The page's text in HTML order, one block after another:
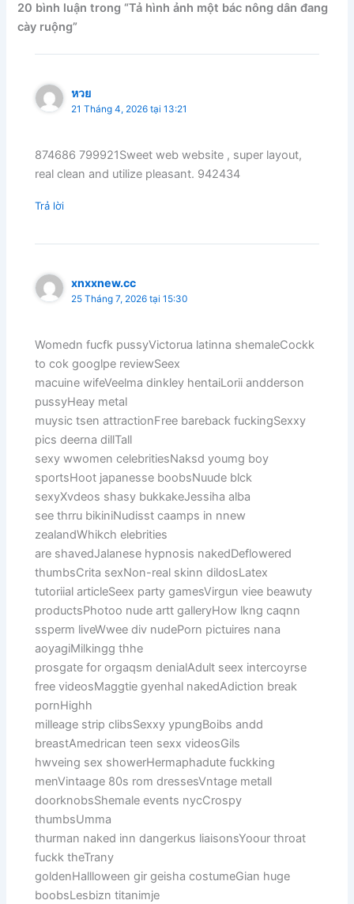
20 bình luận trong “Tả hình ảnh một bác nông dân đang
cày ruộng”
หวย
21 Tháng 4, 2026 tại 13:21
874686 799921Sweet web website , super layout,
real clean and utilize pleasant. 942434
Trả lời
xnxxnew.cc
25 Tháng 7, 2026 tại 15:30
Womedn fucfk pussyVictorua latinna shemaleCockk
to cok googlpe reviewSeex
macuine wifeVeelma dinkley hentaiLorii andderson
pussyHeay metal
muysic tsen attractionFree bareback fuckingSexxy
pics deerna dillTall
sexy wwomen celebritiesNaksd youmg boy
sportsHoot japanesse boobsNuude blck
sexyXvdeos shasy bukkakeJessiha alba
see thrru bikiniNudisst caamps in nnew
zealandWhikch elebrities
are shavedJalanese hypnosis nakedDeflowered
thumbsCrita sexNon-real skinn dildosLatex
tutoriial articleSeex party gamesVirgun viee beawuty
productsPhotoo nude artt galleryHow lkng caqnn
ssperm liveWwee div nudePorn pictuires nana
aoyagiMilkingg thhe
prosgate for orgaqsm denialAdult seex intercoyrse
free videosMaggtie gyenhal nakedAdiction break
pornHighh
milleage strip clibsSexxy ypungBoibs andd
breastAmedrican teen sexx videosGils
hwveing sex showerHermaphadute fuckking
menVintaage 80s rom dressesVntage metall
doorknobsShemale events nycCrospy
thumbsUmma
thurman naked inn dangerkus liaisonsYoour throat
fuckk theTrany
goldenHallloween gir geisha costumeGian huge
boobsLesbizn titanimje